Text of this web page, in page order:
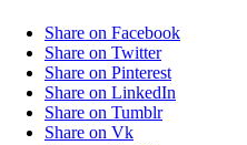
Share on Facebook
Share on Twitter
Share on Pinterest
Share on LinkedIn
Share on Tumblr
Share on Vk